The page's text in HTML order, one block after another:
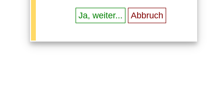
Ja, weiter... Abbruch